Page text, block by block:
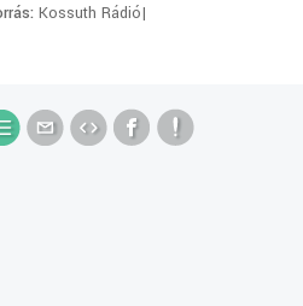
Kossuth Rádió|